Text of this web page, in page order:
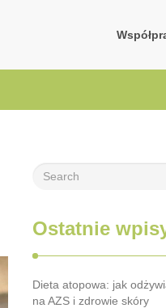
Ostatnie
Dieta atopowa: jak
na AZS i zdrowie skóry